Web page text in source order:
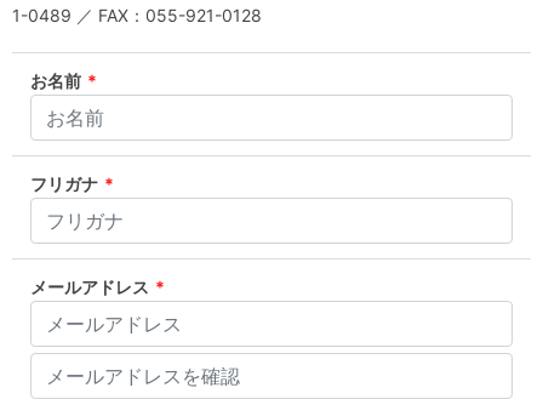
1-0489 ／ FAX：055-921-0128
お名前 *
フリガナ *
メールアドレス *